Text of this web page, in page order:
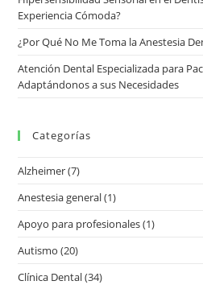
Experiencia Cómoda?
¿Por Qué No Me Toma la Anestesia
Atención Dental Especializada para
Adaptándonos a sus Necesidades
Categorías
Alzheimer(7)
Anestesia general(1)
Apoyo para profesionales(1)
Autismo (20)
Clínica Dental(34)